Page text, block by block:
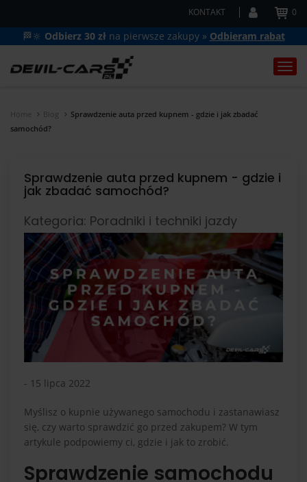
KONTAKT 0
🏁🔆 Odbierz 30 zł na pierwsze zakupy » Odbieram rabat
Home Blog
Sprawdzenie auta przed kupnem - gdzie i jak zbadać
samochód?
Sprawdzenie auta przed kupnem - gdzie i
jak zbadać samochód?
Kategoria: Poradniki i techniki jazdy
- 15 lipca 2022
Myślisz o kupnie używanego samochodu i zastanawiasz
się, czy warto sprawdzić go przed zakupem? W tym
artykule podpowiemy ci, gdzie i jak to zrobić.
Sprawdzenie samochodu